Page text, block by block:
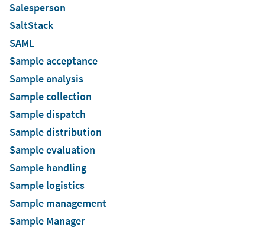
Salesperson
SaltStack
SAML
Sample acceptance
Sample analysis
Sample collection
Sample dispatch
Sample distribution
Sample evaluation
Sample handling
Sample logistics
Sample management
Sample Manager